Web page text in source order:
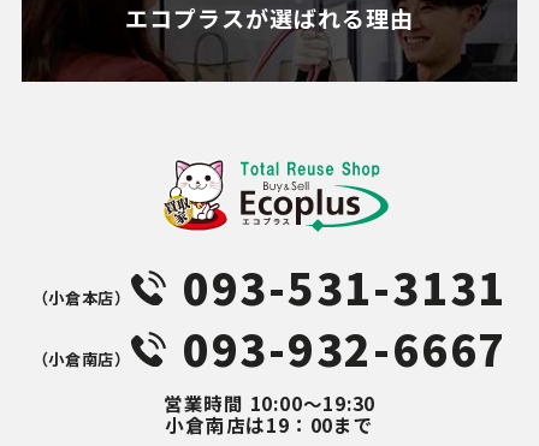
エコプラスが選ばれる理由
（⼩倉本店） 093-531-3131
（⼩倉南店） 093-932-6667
営業時間 10:00～19:30
小倉南店は19：00まで